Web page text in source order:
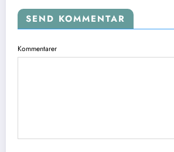
SEND KOMMENTAR
Kommentarer